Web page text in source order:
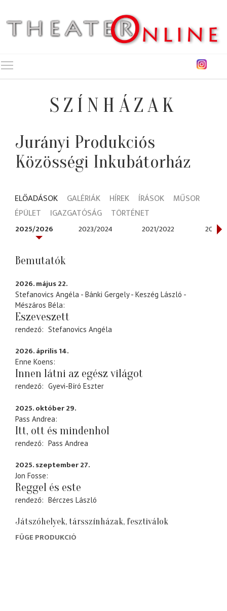
SZÍNHÁZAK
Jurányi Produkciós
Közösségi Inkubátorház
ELŐADÁSOK GALÉRIÁK HÍREK ÍRÁSOK
MŰSOR
ÉPÜLET
IGAZGATÓSÁG TÖRTÉNET
2025/2026 2023/2024 2021/2022 2020/
Bemutatók
2026. május 22.
Stefanovics Angéla - Bánki Gergely - Keszég László -
Mészáros Béla
Eszeveszett
rendező Stefanovics Angéla
2026. április 14.
Enne Koens
Innen látni az egész világot
rendező Gyevi-Bíró Eszter
2025. október 29.
Pass Andrea
Itt, ott és mindenhol
rendező Pass Andrea
2025. szeptember 27.
Jon Fosse
Reggel és este
rendező Bérczes László
Játszóhelyek, társszínházak, fesztiválok
FÜGE PRODUKCIÓ